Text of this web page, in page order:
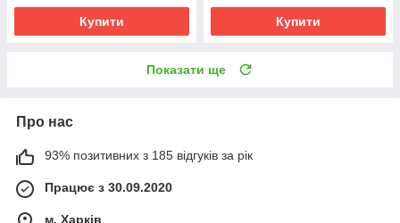
Купити Купити
Показати ще
Про нас
93% позитивних з 185 відгуків за рік
Працює з 30.09.2020
м. Харків